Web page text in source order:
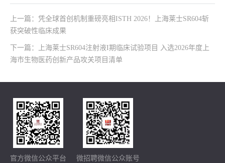
上一篇：凭全球首创机制重磅亮相ISTH 2026！上海莱士SR604斩
获突破性临床成果
下一篇：上海莱士SR604注射液I期临床试验项目 入选2026年度上
海市生物医药创新产品攻关项目清单
官方微信公众平台 微招聘微信公众账号